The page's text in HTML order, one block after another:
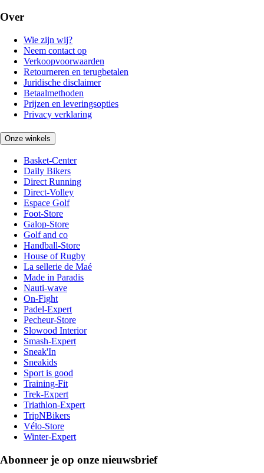
Over
Wie zijn wij?
Neem contact op
Verkoopvoorwaarden
Retourneren en terugbetalen
Juridische disclaimer
Betaalmethoden
Prijzen en leveringsopties
Privacy verklaring
Onze winkels
Basket-Center
Daily Bikers
Direct Running
Direct-Volley
Espace Golf
Foot-Store
Galop-Store
Golf and co
Handball-Store
House of Rugby
La sellerie de Maé
Made in Paradis
Nauti-wave
On-Fight
Padel-Expert
Pecheur-Store
Slowood Interior
Smash-Expert
Sneak'In
Sneakids
Sport is good
Training-Fit
Trek-Expert
Triathlon-Expert
TripNBikers
Vélo-Store
Winter-Expert
Abonneer je op onze nieuwsbrief